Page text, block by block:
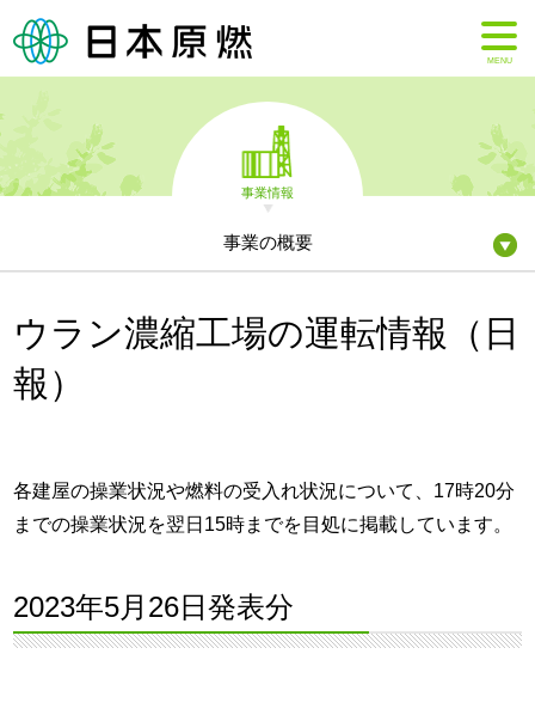
MENU
事業情報
事業の概要
ウラン濃縮工場の運転情報（日
報）
各建屋の操業状況や燃料の受入れ状況について、17時20分
までの操業状況を翌日15時までを目処に掲載しています。
2023年5月26日発表分